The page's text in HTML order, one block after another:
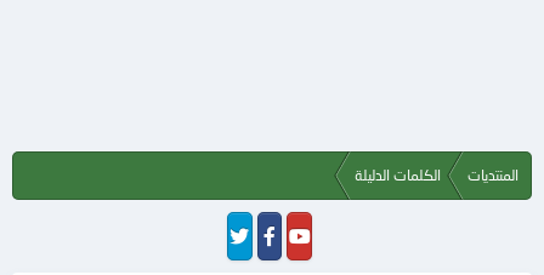
المنتديات الكلمات الدليلة